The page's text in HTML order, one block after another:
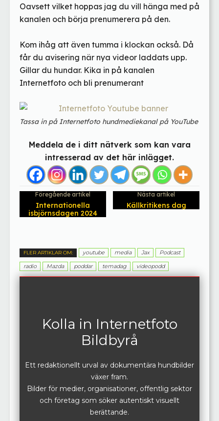
Oavsett vilket hoppas jag du vill hänga med på
kanalen och börja prenumerera på den.
Kom ihåg att även tumma i klockan också. Då
får du avisering när nya videor laddats upp.
Gillar du hundar. Kika in på kanalen
Internetfoto och bli prenumerant
Tassa in på Internetfoto hundmediekanal på YouTube
Meddela de i ditt nätverk som kan vara
intresserad av det här inlägget.
Föregående artikel
Internationella
isbjörnsdagen 2024
Nästa artikel
Källkritikens dag
FLER ARTIKLAR OM: youtube media Jax
Podcast
radio
Mazda poddar temadag videopodd
Kolla in Internetfoto
Bildbyrå
Ett redaktionellt urval av dokumentära hundbilder
växer fram.
Bilder för medier, organisationer, offentlig sektor
och företag som söker autentiskt visuellt
berättande.